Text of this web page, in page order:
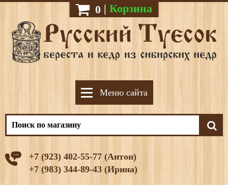
0 | Корзина
Меню сайта
+7 (923) 402-55-77 (Антон)
+7 (983) 344-89-43 (Ирина)